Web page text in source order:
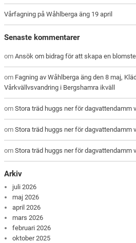
Vårfagning på Wåhlberga äng 19 april
Senaste kommentarer
omAnsök om bidrag för att skapa en
om Fagning av Wåhlberga äng den 8 maj,
Vårkvällvsvandring i Bergshamra ikväll
omStora träd huggs ner för dagvattendamm
omStora träd huggs ner för dagvattendamm
omStora träd huggs ner för dagvattendamm
Arkiv
juli 2026
maj 2026
april 2026
mars 2026
februari 2026
oktober 2025